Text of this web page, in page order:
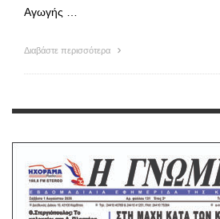
Αγωγής …
Διαβάστε περισσότερα